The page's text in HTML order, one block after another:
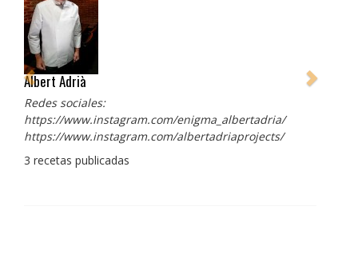
Albert Adrià
Redes sociales:
https://www.instagram.com/enigma_albertadria/
https://www.instagram.com/albertadriaprojects/
3 recetas publicadas